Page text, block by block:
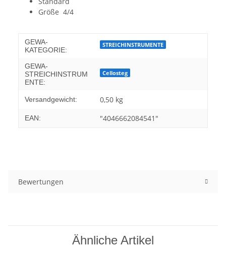
Größe 4/4
GEWA-
KATEGORIE:
STREICHINSTRUMENTE
GEWA-
STREICHINSTRUM
ENTE:
Cellosteg
Versandgewicht: 0,50 kg
EAN: "4046662084541"
Bewertungen
Ähnliche Artikel